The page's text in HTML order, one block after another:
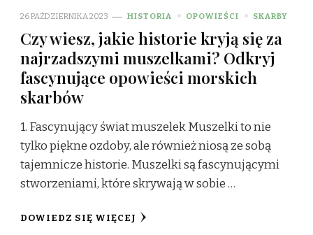
26 PAŹDZIERNIKA 2023 HISTORIA OPOWIEŚCI SKARBY
Czy wiesz, jakie historie kryją się za
najrzadszymi muszelkami? Odkryj
fascynujące opowieści morskich
skarbów
1. Fascynujący świat muszelek Muszelki to nie
tylko piękne ozdoby, ale również niosą ze sobą
tajemnicze historie. Muszelki są fascynującymi
stworzeniami, które skrywają w sobie …
DOWIEDZ SIĘ WIĘCEJ